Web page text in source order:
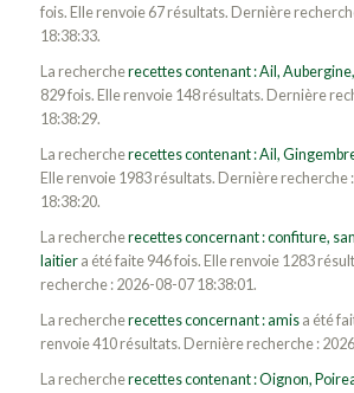
fois. Elle renvoie 67 résultats. Dernière
18:38:33.
La rechercherecettes contenant : Ail,
829 fois. Elle renvoie 148 résultats. Dernière
18:38:29.
La rechercherecettes contenant : Ail,
Elle renvoie 1983 résultats. Dernière recherche
18:38:20.
La rechercherecettes concernant : confiture,
laitiera été faite 946 fois. Elle renvoie 1283
recherche : 2026-08-07 18:38:01.
La rechercherecettes concernant : amisa été
renvoie 410 résultats. Dernière recherche :
La rechercherecettes contenant : Oignon,